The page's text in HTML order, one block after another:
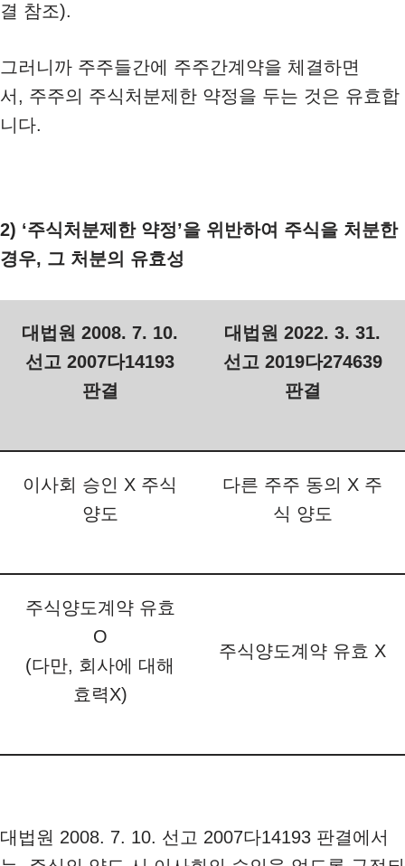
결 참조).
그러니까 주주들간에 주주간계약을 체결하면
서, 주주의 주식처분제한 약정을 두는 것은 유효합
니다.
2) ‘주식처분제한 약정’을 위반하여 주식을 처분한
경우, 그 처분의 유효성
대법원 2008. 7. 10.
선고 2007다14193
판결
대법원 2022. 3. 31.
선고 2019다274639
판결
이사회 승인 X 주식
양도
다른 주주 동의 X 주
식 양도
주식양도계약 유효
O
(다만, 회사에 대해
효력X)
주식양도계약 유효 X
대법원 2008. 7. 10. 선고 2007다14193 판결에서